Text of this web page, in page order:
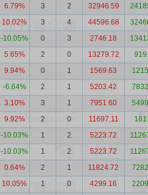
6.79% 3 2 32946.59
10.02% 3 4 44596.68
-10.05% 0 3 2746.18
5.65% 2 0 13279.72
9.94% 0 1 1569.63
-6.64% 2 1 5203.42
3.10% 3 1 7951.60
9.92% 2 0 11697.11
-10.03% 1 2 5223.72
-10.03% 1 2 5223.72
0.64% 2 1 11824.72
10.05% 1 0 4299.16